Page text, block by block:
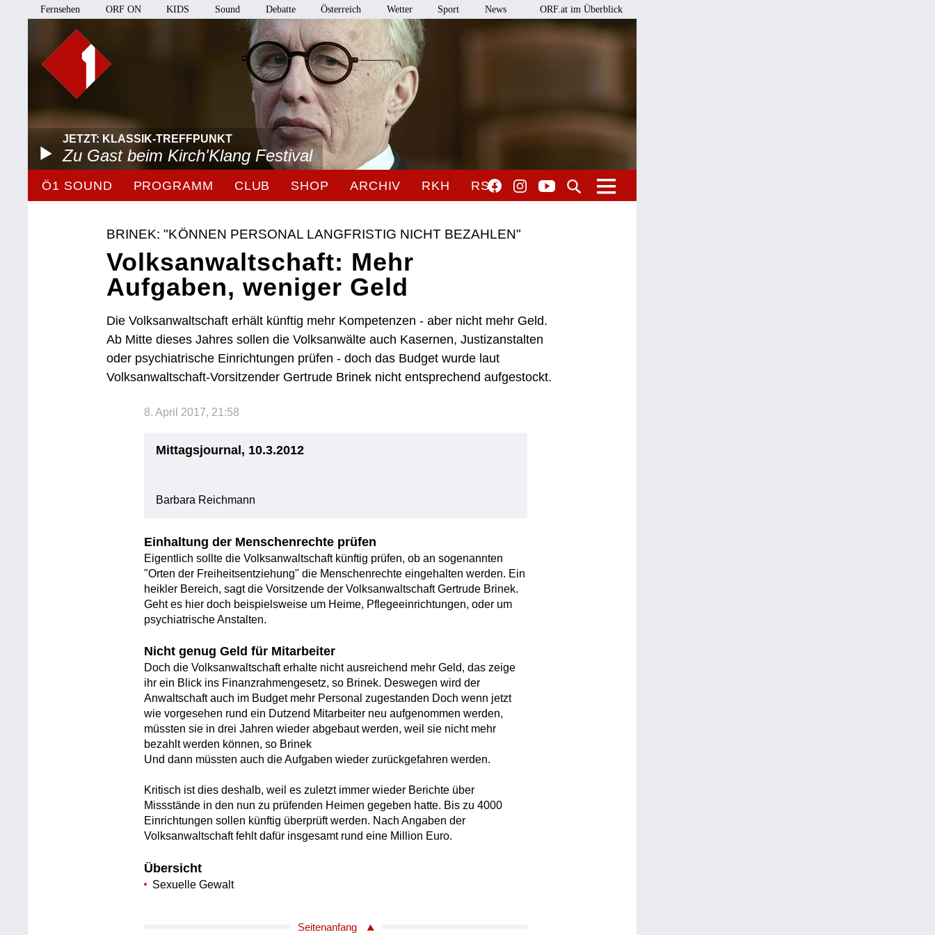
Fernsehen ORF ON KIDS Sound Debatte Österreich Wetter Sport News ORF.at im Überblick
JETZT: KLASSIK-TREFFPUNKT
Zu Gast beim Kirch'Klang Festival
Ö1 SOUND PROGRAMM CLUB SHOP ARCHIV RKH RSO
BRINEK: "KÖNNEN PERSONAL LANGFRISTIG NICHT BEZAHLEN"
Volksanwaltschaft: Mehr
Aufgaben, weniger Geld
Die Volksanwaltschaft erhält künftig mehr Kompetenzen - aber nicht mehr Geld.
Ab Mitte dieses Jahres sollen die Volksanwälte auch Kasernen, Justizanstalten
oder psychiatrische Einrichtungen prüfen - doch das Budget wurde laut
Volksanwaltschaft-Vorsitzender Gertrude Brinek nicht entsprechend aufgestockt.
8. April 2017, 21:58
Mittagsjournal, 10.3.2012
Barbara Reichmann
Einhaltung der Menschenrechte prüfen
Eigentlich sollte die Volksanwaltschaft künftig prüfen, ob an sogenannten
"Orten der Freiheitsentziehung" die Menschenrechte eingehalten werden. Ein
heikler Bereich, sagt die Vorsitzende der Volksanwaltschaft Gertrude Brinek.
Geht es hier doch beispielsweise um Heime, Pflegeeinrichtungen, oder um
psychiatrische Anstalten.
Nicht genug Geld für Mitarbeiter
Doch die Volksanwaltschaft erhalte nicht ausreichend mehr Geld, das zeige
ihr ein Blick ins Finanzrahmengesetz, so Brinek. Deswegen wird der
Anwaltschaft auch im Budget mehr Personal zugestanden Doch wenn jetzt
wie vorgesehen rund ein Dutzend Mitarbeiter neu aufgenommen werden,
müssten sie in drei Jahren wieder abgebaut werden, weil sie nicht mehr
bezahlt werden können, so Brinek
Und dann müssten auch die Aufgaben wieder zurückgefahren werden.
Kritisch ist dies deshalb, weil es zuletzt immer wieder Berichte über
Missstände in den nun zu prüfenden Heimen gegeben hatte. Bis zu 4000
Einrichtungen sollen künftig überprüft werden. Nach Angaben der
Volksanwaltschaft fehlt dafür insgesamt rund eine Million Euro.
Übersicht
Sexuelle Gewalt
Seitenanfang